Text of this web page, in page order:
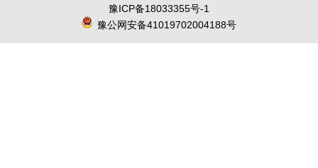
豫ICP备18033355号-1
豫公网安备41019702004188号